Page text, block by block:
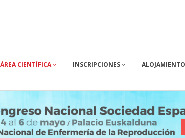
ÁREA CIENTÍFICA INSCRIPCIONES ALOJAMIENTO